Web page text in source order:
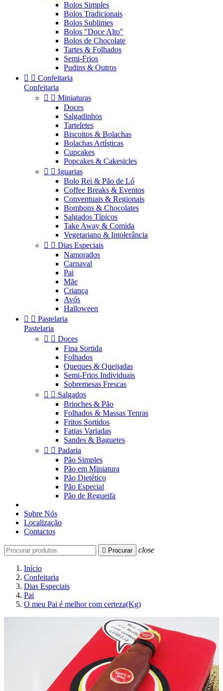
Bolos Simples
Bolos Tradicionais
Bolos Sublimes
Bolos "Doce Alto"
Bolos de Chocolate
Tartes & Folhados
Semi-Frios
Pudins & Outros
  Confeitaria
Confeitaria
  Miniaturas
Doces
Salgadinhos
Tarteletes
Biscoitos & Bolachas
Bolachas Artísticas
Cupcakes
Popcakes & Cakesicles
  Iguarias
Bolo Rei & Pão de Ló
Coffee Breaks & Eventos
Conventuais & Regionais
Bombons & Chocolates
Salgados Típicos
Take Away & Comida
Vegetariano & Intolerância
  Dias Especiais
Namorados
Carnaval
Pai
Mãe
Criança
Avós
Halloween
  Pastelaria
Pastelaria
  Doces
Fina Sortida
Folhados
Queques & Queijadas
Semi-Frios Individuais
Sobremesas Frescas
  Salgados
Brioches & Pão
Folhados & Massas Tenras
Fritos Sortidos
Fatias Variadas
Sandes & Baguetes
  Padaria
Pão Simples
Pão em Miniatura
Pão Dietético
Pão Especial
Pão de Regueifa
Sobre Nós
Localização
Contactos
 Procurar close
Início
Confeitaria
Dias Especiais
Pai
O meu Pai é melhor com certeza(Kg)